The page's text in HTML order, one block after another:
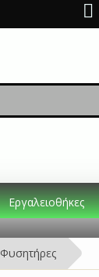
Εργαλειοθήκες
Φυσητήρες